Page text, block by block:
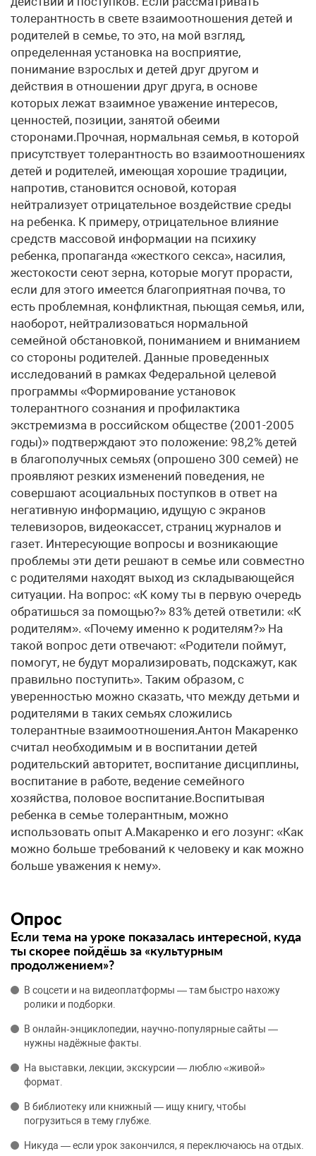
толерантность в свете взаимоотношения детей и
родителей в семье, то это, на мой взгляд,
определенная установка на восприятие,
понимание взрослых и детей друг другом и
действия в отношении друг друга, в основе
которых лежат взаимное уважение интересов,
ценностей, позиции, занятой обеими
сторонами.Прочная, нормальная семья, в которой
присутствует толерантность во взаимоотношениях
детей и родителей, имеющая хорошие традиции,
напротив, становится основой, которая
нейтрализует отрицательное воздействие среды
на ребенка. К примеру, отрицательное влияние
средств массовой информации на психику
ребенка, пропаганда «жесткого секса», насилия,
жестокости сеют зерна, которые могут прорасти,
если для этого имеется благоприятная почва, то
есть проблемная, конфликтная, пьющая семья, или,
наоборот, нейтрализоваться нормальной
семейной обстановкой, пониманием и вниманием
со стороны родителей. Данные проведенных
исследований в рамках Федеральной целевой
программы «Формирование установок
толерантного сознания и профилактика
экстремизма в российском обществе (2001-2005
годы)» подтверждают это положение: 98,2% детей
в благополучных семьях (опрошено 300 семей) не
проявляют резких изменений поведения, не
совершают асоциальных поступков в ответ на
негативную информацию, идущую с экранов
телевизоров, видеокассет, страниц журналов и
газет. Интересующие вопросы и возникающие
проблемы эти дети решают в семье или совместно
с родителями находят выход из складывающейся
ситуации. На вопрос: «К кому ты в первую очередь
обратишься за помощью?» 83% детей ответили: «К
родителям». «Почему именно к родителям?» На
такой вопрос дети отвечают: «Родители поймут,
помогут, не будут морализировать, подскажут, как
правильно поступить». Таким образом, с
уверенностью можно сказать, что между детьми и
родителями в таких семьях сложились
толерантные взаимоотношения.Антон Макаренко
считал необходимым и в воспитании детей
родительский авторитет, воспитание дисциплины,
воспитание в работе, ведение семейного
хозяйства, половое воспитание.Воспитывая
ребенка в семье толерантным, можно
использовать опыт А.Макаренко и его лозунг: «Как
можно больше требований к человеку и как можно
больше уважения к нему».
Опрос
Если тема на уроке показалась интересной, куда
ты скорее пойдёшь за «культурным
продолжением»?
В соцсети и на видеоплатформы — там быстро нахожу
ролики и подборки.
В онлайн‑энциклопедии, научно‑популярные сайты —
нужны надёжные факты.
На выставки, лекции, экскурсии — люблю «живой»
формат.
В библиотеку или книжный — ищу книгу, чтобы
погрузиться в тему глубже.
Никуда — если урок закончился, я переключаюсь на отдых.